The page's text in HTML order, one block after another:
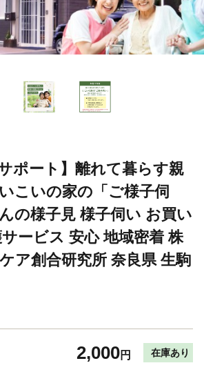
ポート】離れて暮らす親
こいの家の「ご様子伺
の様子見 様子伺い お買い
ービス 安心 地域密着 株
ア創合研究所 奈良県 生駒
2,000円 在庫あり